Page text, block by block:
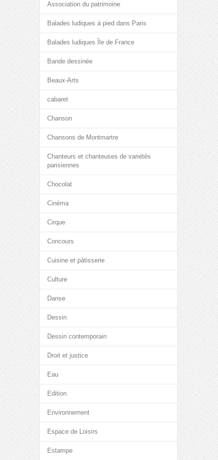
Association du patrimoine
Balades ludiques à pied dans Paris
Balades ludiques Île de France
Bande dessinée
Beaux-Arts
cabaret
Chanson
Chansons de Montmartre
Chanteurs et chanteuses de variétés
parisiennes
Chocolat
Cinéma
Cirque
Concours
Cuisine et pâtisserie
Culture
Danse
Dessin
Dessin contemporain
Droit et justice
Eau
Edition
Environnement
Espace de Loisirs
Estampe